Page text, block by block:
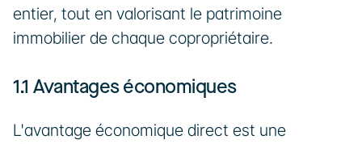
entier, tout en valorisant le patrimoine
immobilier de chaque copropriétaire.
1.1 Avantages économiques
L'avantage économique direct est une